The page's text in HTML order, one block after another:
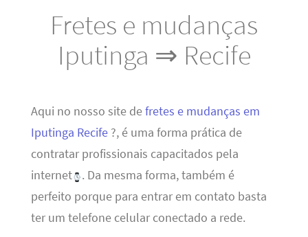
Fretes e mudanças
Iputinga ⇒ Recife
Aqui no nosso site defretes e mudanças em
Iputinga Recife?, é uma forma prática de
contratar profissionais capacitados pela
internet
. Da mesma forma, também é
perfeito porque para entrar em contato basta
ter um telefone celular conectado a rede.